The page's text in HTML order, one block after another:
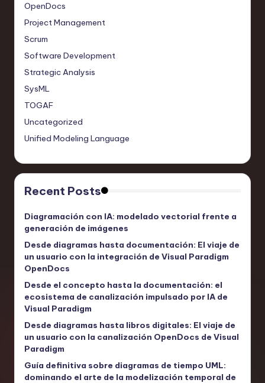
OpenDocs
Project Management
Scrum
Software Development
Strategic Analysis
SysML
TOGAF
Uncategorized
Unified Modeling Language
Recent Posts
Diagramación con IA: modelado vectorial frente a
generación de imágenes
Desde diagramas hasta documentación: El viaje de
un usuario con la integración de Visual Paradigm
OpenDocs
Desde el concepto hasta la documentación: el
ecosistema de canalización impulsado por IA de
Visual Paradigm
Desde diagramas hasta libros digitales: El viaje de
un usuario con la canalización OpenDocs de Visual
Paradigm
Guía definitiva sobre diagramas de tiempo UML:
dominando el arte de la modelización temporal de